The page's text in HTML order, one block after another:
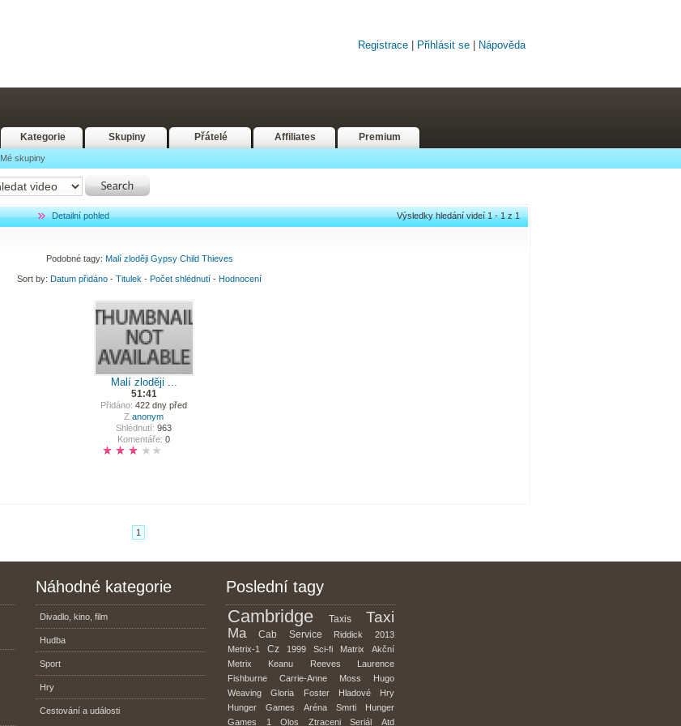
Registrace Přihlásit se Nápověda
Kategorie Skupiny Přátelé Affiliates Premium
Mé skupiny
Detailní pohled Výsledky hledání videí 1 - 1 z 1
Podobné tagy: Malí zloději Gypsy Child Thieves
Sort by: Datum přidáno - Titulek - Počet shlédnutí - Hodnocení
Malí zloději ...
51:41
Přidáno: 422 dny před
Z anonym
Shlédnutí: 963
Komentáře: 0
1
Náhodné kategorie
Divadlo, kino, film
Hudba
Sport
Hry
Cestování a události
Poslední tagy
Cambridge Taxis Taxi
Ma Cab Service Riddick
2013
Metrix-1
Cz 1999 Sci-fi Matrix
Akční
Metrix
Keanu Reeves
Laurence
Fishburne
Carrie-Anne Moss
Hugo
Weaving
Gloria Foster Hladové
Hry
Hunger
Games Aréna Smrti
Hunger
Games
1 Olos Ztraceni Seriál Atd